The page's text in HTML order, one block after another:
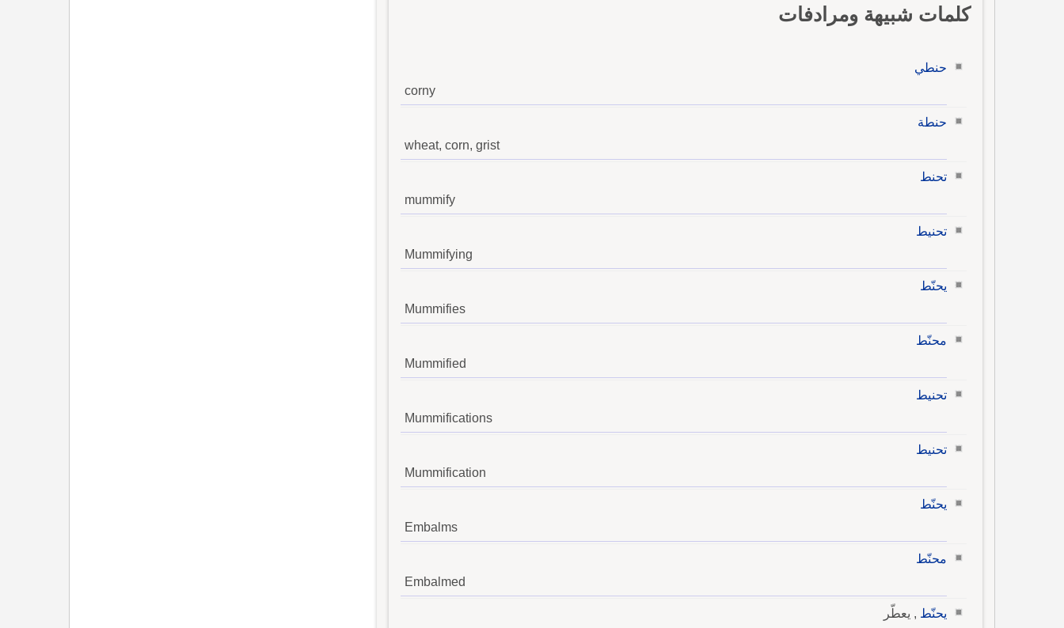
كلمات شبيهة ومرادفات
حنطي
corny
حنطة
wheat, corn, grist
تحنط
mummify
تحنيط
Mummifying
يحنّط
Mummifies
محنّط
Mummified
تحنيط
Mummifications
تحنيط
Mummification
يحنّط
Embalms
محنّط
Embalmed
يحنّط , يعطّر